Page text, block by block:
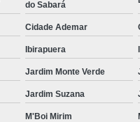
do Sabará
Cidade Ademar
Ibirapuera
Jardim Monte Verde
Jardim Suzana
M'Boi Mirim